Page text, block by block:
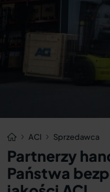
ACI Sprzedawca
Partnerzy
Państwa